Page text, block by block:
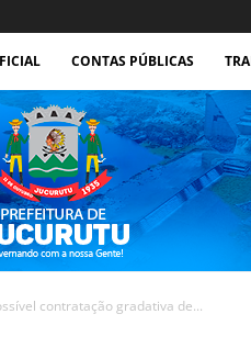
CONTAS PÚBLICAS
contratação gradativa de...